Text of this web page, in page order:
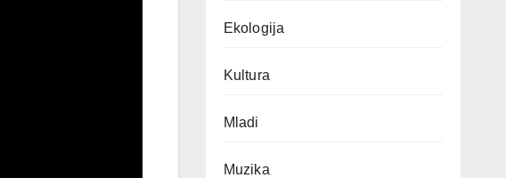
Ekologija
Kultura
Mladi
Muzika